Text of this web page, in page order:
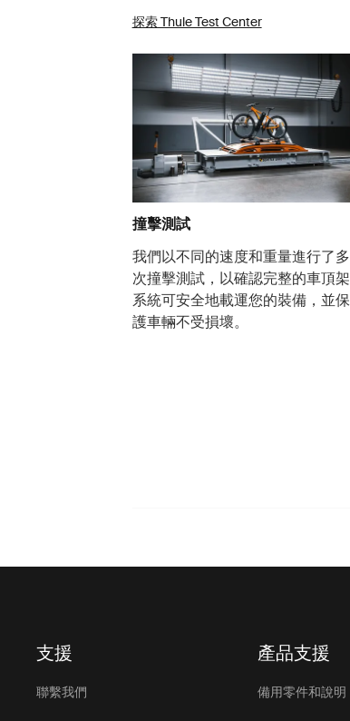
探索 Thule Test Center
撞擊測試
我們以不同的速度和重量進行了多
次撞擊測試，以確認完整的車頂架
系統可安全地載運您的裝備，並保
護車輛不受損壞。
支援
聯繫我們
產品支援
備用零件和說明